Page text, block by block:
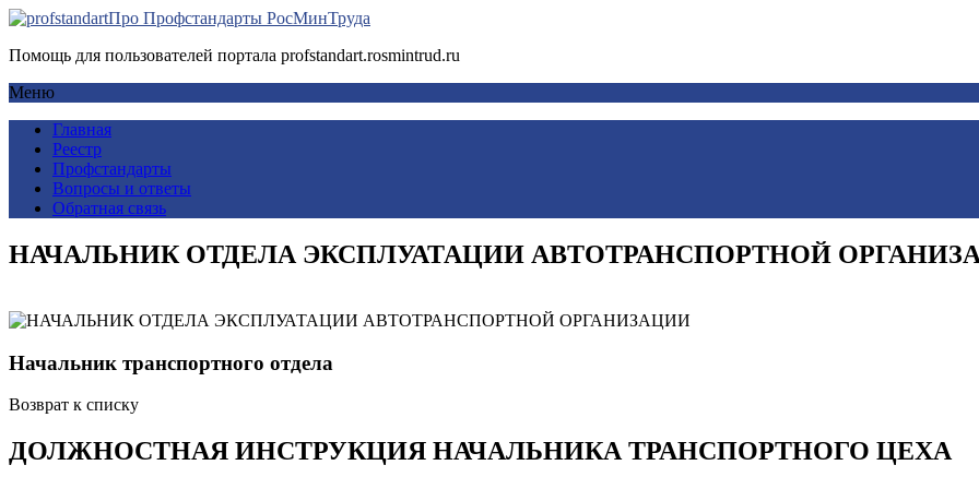
Про Профстандарты РосМинТруда
Помощь для пользователей портала profstandart.rosmintrud.ru
Меню
Главная
Реестр
Профстандарты
Вопросы и ответы
Обратная связь
НАЧАЛЬНИК ОТДЕЛА ЭКСПЛУАТАЦИИ АВТОТРАНСПОРТНОЙ
Начальник транспортного отдела
Возврат к списку
ДОЛЖНОСТНАЯ ИНСТРУКЦИЯ НАЧАЛЬНИКА ТРАНСПОРТНОГО ЦЕХА